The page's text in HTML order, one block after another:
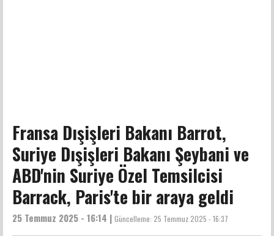
Fransa Dışişleri Bakanı Barrot,
Suriye Dışişleri Bakanı Şeybani ve
ABD'nin Suriye Özel Temsilcisi
Barrack, Paris'te bir araya geldi
25 Temmuz 2025 - 16:14 | Güncelleme: 25 Temmuz 2025 - 16:37